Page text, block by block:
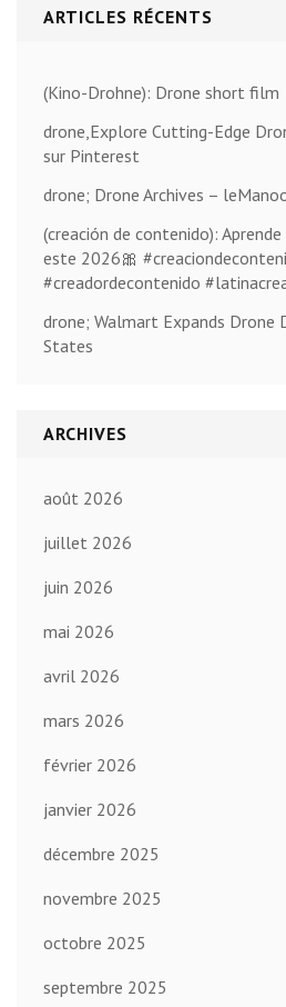
ARTICLES RÉCENTS
(Kino-Drohne): Drone short film
drone,Explore Cutting-Edge
sur Pinterest
drone; Drone Archives –
(creación de contenido):
este 2026🎀
#creadordecontenido
drone; Walmart Expands Drone
States
ARCHIVES
août 2026
juillet 2026
juin 2026
mai 2026
avril 2026
mars 2026
février 2026
janvier 2026
décembre 2025
novembre 2025
octobre 2025
septembre 2025